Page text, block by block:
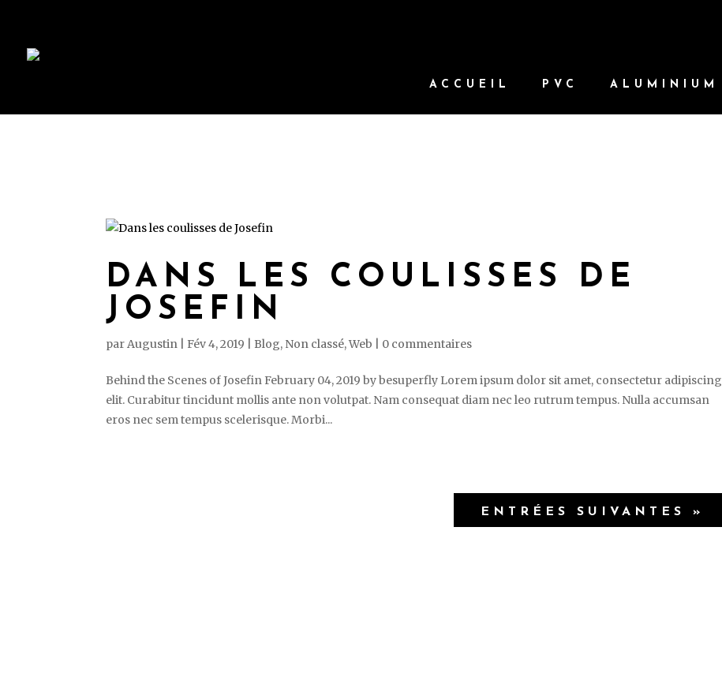
ACCUEIL PVC ALUMINIUM
DANS LES COULISSES DE
JOSEFIN
parAugustin Fév 4, 2019 Blog, Non classé,Web 0 commentaires
Behind the Scenes of Josefin February 04, 2019 by besuperfly Lorem ipsum dolor sit amet, consectetur adipiscing
elit. Curabitur tincidunt mollis ante non volutpat. Nam consequat diam nec leo rutrum tempus. Nulla accumsan
eros nec sem tempus scelerisque. Morbi...
ENTRÉES SUIVANTES »